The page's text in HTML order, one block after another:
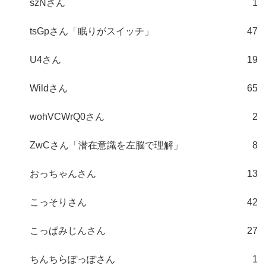
szNさん 1
tsGpさん「眠りがスイッチ」 47
U4さん 19
Wildさん 65
wohVCWrQ0さん 2
ZwCさん「潜在意識を左脳で理解」 8
おっちゃんさん 13
こっそりさん 42
こっぱみじんさん 27
ちんちらぽっぽさん 1